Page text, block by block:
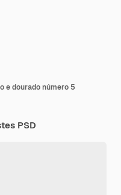
e dourado número 5
PSD